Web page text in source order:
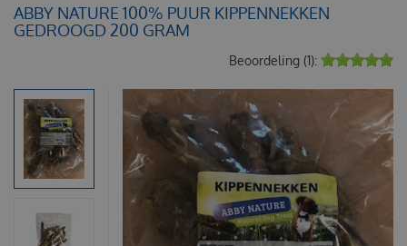
ABBY NATURE 100% PUUR KIPPENNEKKEN
GEDROOGD 200 GRAM
Beoordeling (1):